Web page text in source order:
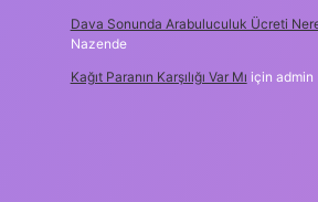
Dava Sonunda Arabuluculuk Ücreti
Nazende
Kağıt Paranın Karşılığı Var Mı için admin